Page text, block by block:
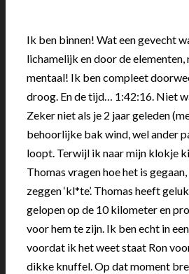
Ik ben binnen! Wat een gevecht
lichamelijk en door de
mentaal! Ik ben compleet
droog. En de tijd… 1:42:16. Niet
Zeker niet als je 2 jaar geleden
behoorlijke bak wind, wel ander
loopt. Terwijl ik naar mijn klokje
Thomas vragen hoe het is
zeggen ‘kl*te’. Thomas heeft
gelopen op de 10 kilometer en
voor hem te zijn. Ik ben echt in
voordat ik het weet staat Ron
dikke knuffel. Op dat moment